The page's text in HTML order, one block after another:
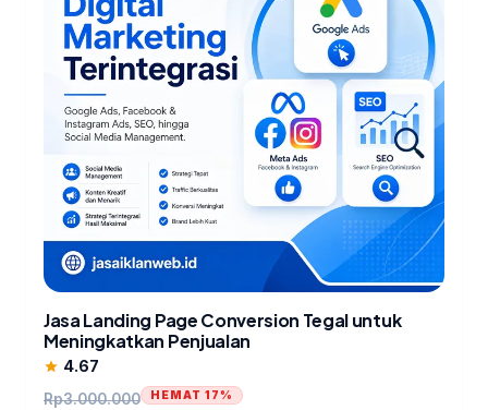
Jasa Landing Page Conversion Tegal untuk
Meningkatkan Penjualan
star 4.67
Rp3.000.000 HEMAT 17%